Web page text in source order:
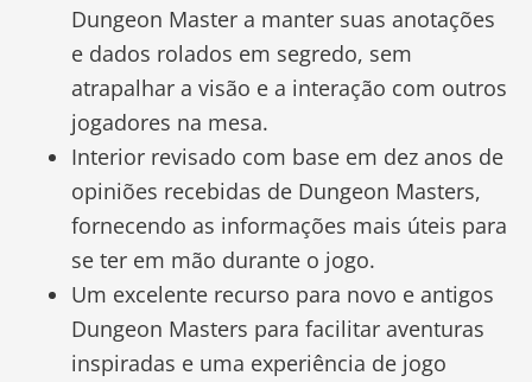
Dungeon Master a manter suas anotações
e dados rolados em segredo, sem
atrapalhar a visão e a interação com outros
jogadores na mesa.
Interior revisado com base em dez anos de
opiniões recebidas de Dungeon Masters,
fornecendo as informações mais úteis para
se ter em mão durante o jogo.
Um excelente recurso para novo e antigos
Dungeon Masters para facilitar aventuras
inspiradas e uma experiência de jogo